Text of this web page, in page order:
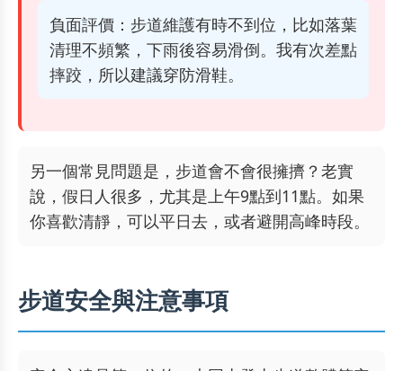
負面評價：步道維護有時不到位，比如落葉
清理不頻繁，下雨後容易滑倒。我有次差點
摔跤，所以建議穿防滑鞋。
另一個常見問題是，步道會不會很擁擠？老實
說，假日人很多，尤其是上午9點到11點。如果
你喜歡清靜，可以平日去，或者避開高峰時段。
步道安全與注意事項